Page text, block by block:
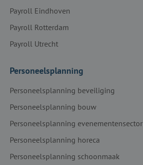
Payroll Eindhoven
Payroll Rotterdam
Payroll Utrecht
Personeelsplanning
Personeelsplanning beveiliging
Personeelsplanning bouw
Personeelsplanning evenementensector
Personeelsplanning horeca
Personeelsplanning schoonmaak